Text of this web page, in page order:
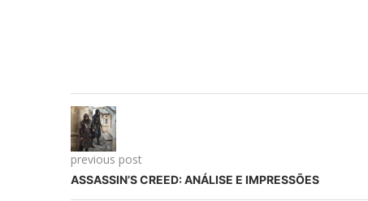
previous post
ASSASSIN’S CREED: ANÁLISE E IMPRESSÕES